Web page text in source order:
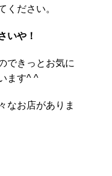
ください。
いや！
できっとお気に
ます^ ^
なお店がありま